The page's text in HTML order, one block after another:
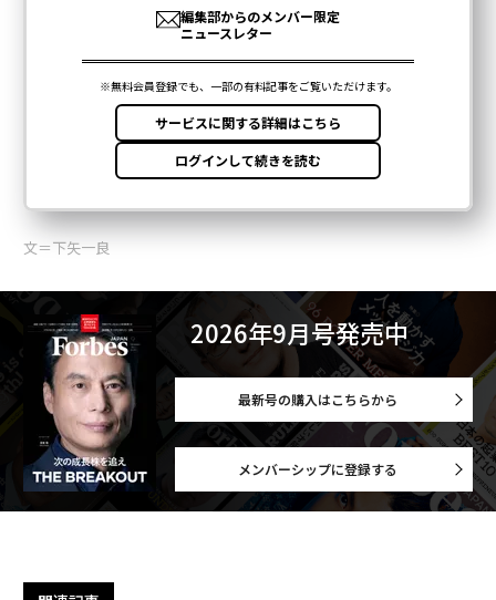
文＝下矢一良
2026年9月号発売中
最新号の購入はこちらから
メンバーシップに登録する